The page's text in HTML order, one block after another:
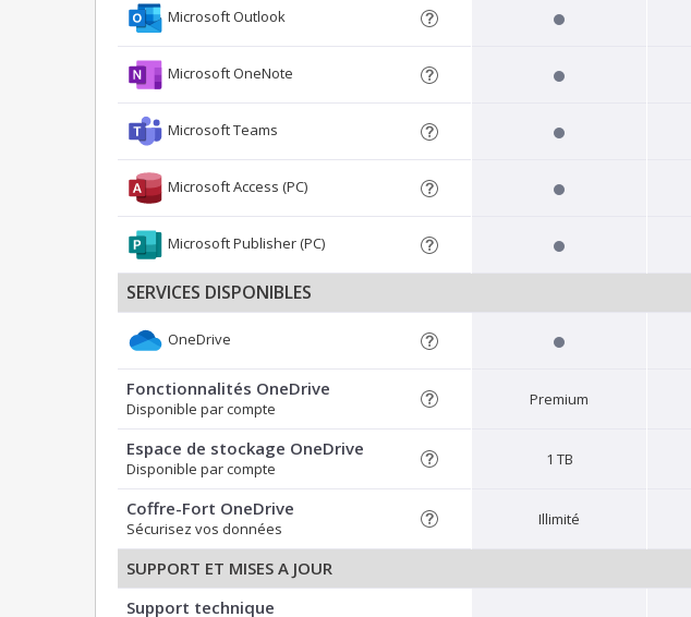
Microsoft Outlook
Microsoft OneNote
Microsoft Teams
Microsoft Access (PC)
Microsoft Publisher (PC)
SERVICES DISPONIBLES
OneDrive
Fonctionnalités OneDrive
Disponible par compte Premium
Espace de stockage OneDrive
Disponible par compte 1 TB
Coffre-Fort OneDrive
Sécurisez vos données Illimité
SUPPORT ET MISES A JOUR
Support technique